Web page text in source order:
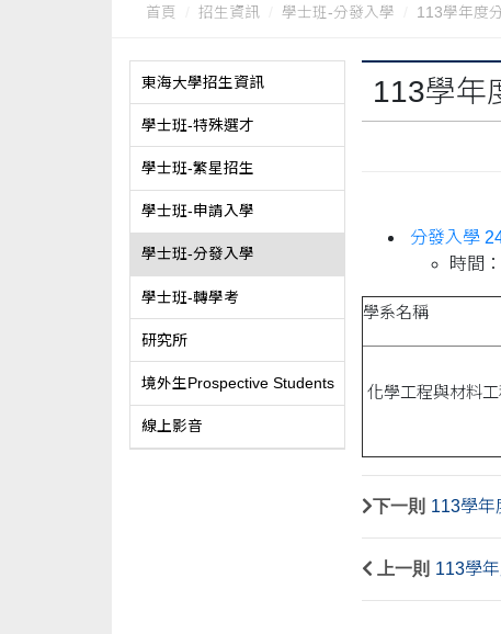
首頁 招生資訊 學士班-分發入學 113學年度
東海大學招生資訊
學士班-特殊選才
學士班-繁星招生
學士班-申請入學
學士班-分發入學
學士班-轉學考
研究所
境外生Prospective Students
線上影音
113學年
分發入學
時間
學系名稱
化學工程與材料
下一則 113學年
上一則 113學